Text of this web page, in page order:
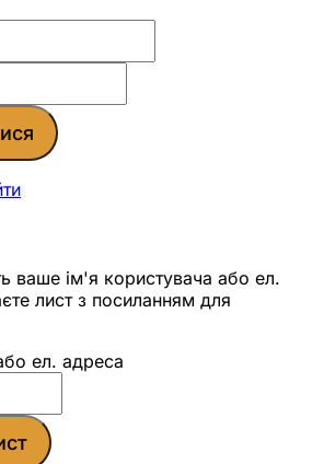
ваше ім'я користувача або ел.
лист з посиланням для
ел. адреса